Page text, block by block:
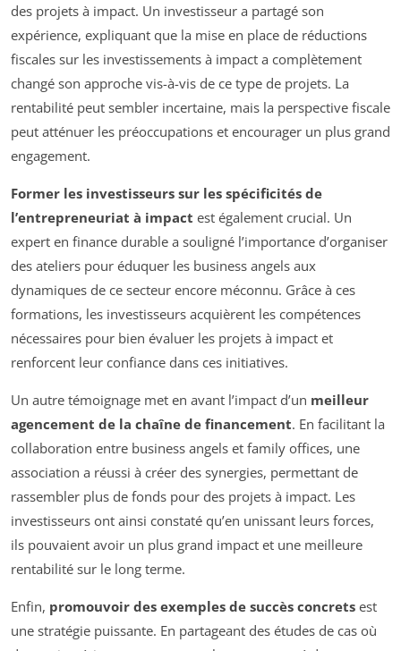
des projets à impact. Un investisseur a partagé son
expérience, expliquant que la mise en place de réductions
fiscales sur les investissements à impact a complètement
changé son approche vis-à-vis de ce type de projets. La
rentabilité peut sembler incertaine, mais la perspective fiscale
peut atténuer les préoccupations et encourager un plus grand
engagement.
Former les investisseurs sur les spécificités de
l’entrepreneuriat à impact est également crucial. Un
expert en finance durable a souligné l’importance d’organiser
des ateliers pour éduquer les business angels aux
dynamiques de ce secteur encore méconnu. Grâce à ces
formations, les investisseurs acquièrent les compétences
nécessaires pour bien évaluer les projets à impact et
renforcent leur confiance dans ces initiatives.
Un autre témoignage met en avant l’impact d’un meilleur
agencement de la chaîne de financement. En facilitant la
collaboration entre business angels et family offices, une
association a réussi à créer des synergies, permettant de
rassembler plus de fonds pour des projets à impact. Les
investisseurs ont ainsi constaté qu’en unissant leurs forces,
ils pouvaient avoir un plus grand impact et une meilleure
rentabilité sur le long terme.
Enfin, promouvoir des exemples de succès concrets est
une stratégie puissante. En partageant des études de cas où